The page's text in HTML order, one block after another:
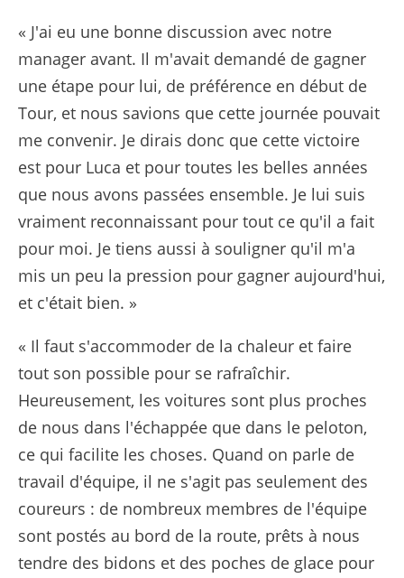
« J'ai eu une bonne discussion avec notre
manager avant. Il m'avait demandé de gagner
une étape pour lui, de préférence en début de
Tour, et nous savions que cette journée pouvait
me convenir. Je dirais donc que cette victoire
est pour Luca et pour toutes les belles années
que nous avons passées ensemble. Je lui suis
vraiment reconnaissant pour tout ce qu'il a fait
pour moi. Je tiens aussi à souligner qu'il m'a
mis un peu la pression pour gagner aujourd'hui,
et c'était bien. »
« Il faut s'accommoder de la chaleur et faire
tout son possible pour se rafraîchir.
Heureusement, les voitures sont plus proches
de nous dans l'échappée que dans le peloton,
ce qui facilite les choses. Quand on parle de
travail d'équipe, il ne s'agit pas seulement des
coureurs : de nombreux membres de l'équipe
sont postés au bord de la route, prêts à nous
tendre des bidons et des poches de glace pour